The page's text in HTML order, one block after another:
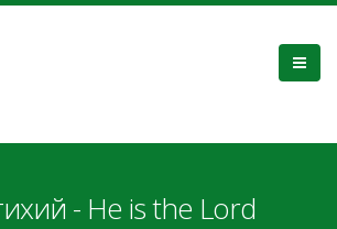
- He is the Lord